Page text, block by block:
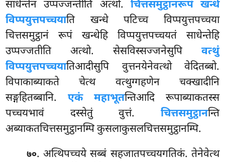
साधेन्तेन उप्पज्जन्तीति अत्थो. चित्तसमुट्ठानरूपं खन्धे
विप्पयुत्तपच्चयाति खन्धे पटिच्च विप्पयुत्तपच्चया
चित्तसमुट्ठानं रूपं खन्धेहि विप्पयुत्तपच्चयतं साधेन्तेहि
उप्पज्जतीति अत्थो. सेसविस्सज्जनेसुपि वत्थुं
विप्पयुत्तपच्चयातिआदीसुपि वुत्तनयेनेवत्थो वेदितब्बो.
विपाकाब्याकते चेत्थ वत्थुग्गहणेन चक्खादीनि
सङ्गहितब्बानि.एकं महाभूतन्तिआदि रूपाब्याकतस्स
पच्चयभावं दस्सेतुं वुत्तं. चित्तसमुट्ठानन्ति
अब्याकतचित्तसमुट्ठानम्पि कुसलाकुसलचित्तसमुट्ठानम्पि.
७०. अत्थिपच्चये सब्बं सहजातपच्चयगतिकं. तेनेवेत्थ